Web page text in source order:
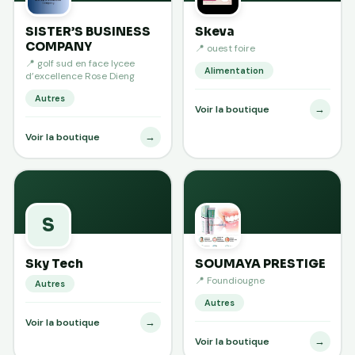
SISTER’S BUSINESS
COMPANY
📍 golf sud en face lycee
d’excellence Rose Dieng
Autres
Voir la boutique →
Skeva
📍 ouest foire
Alimentation
Voir la boutique →
S
Sky Tech
Autres
Voir la boutique →
SOUMAYA PRESTIGE
📍 Foundiougne
Autres
Voir la boutique →